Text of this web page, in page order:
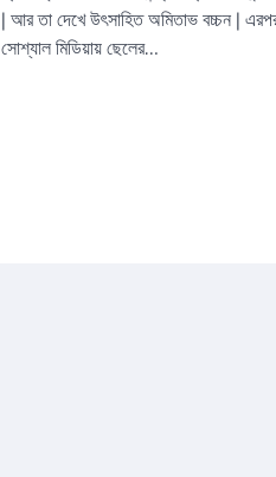
| আর তা দেখে উৎসাহিত অমিতাভ বচ্চন |
সোশ্যাল মিডিয়ায় ছেলের…